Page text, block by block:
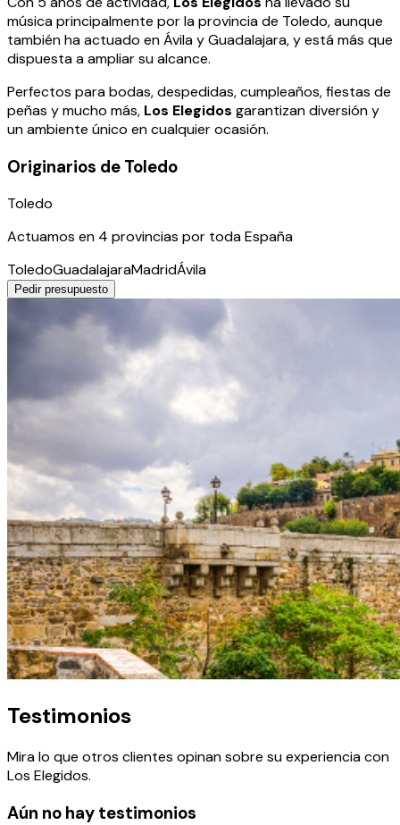
música principalmente por la provincia de Toledo, aunque
también ha actuado en Ávila y Guadalajara, y está más que
dispuesta a ampliar su alcance.
Perfectos para bodas, despedidas, cumpleaños, fiestas de
peñas y mucho más, Los Elegidos garantizan diversión y
un ambiente único en cualquier ocasión.
Originarios de Toledo
Toledo
Actuamos en 4 provincias por toda España
ToledoGuadalajaraMadridÁvila
Pedir presupuesto
Testimonios
Mira lo que otros clientes opinan sobre su experiencia con
Los Elegidos.
Aún no hay testimonios